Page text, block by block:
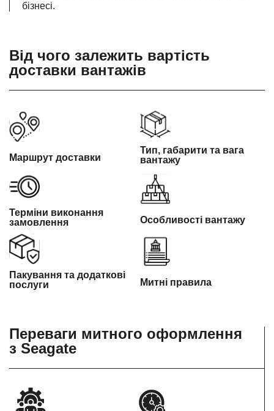
бізнесі.
Від чого залежить вартість
доставки вантажів
Маршрут доставки
Тип, габарити та вага
вантажу
Терміни виконання
замовлення
Особливості вантажу
Пакування та додаткові
послуги
Митні правила
Переваги митного оформлення
з Seagate